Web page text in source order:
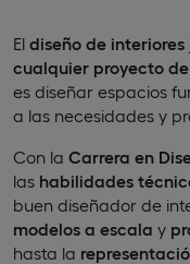
El diseño de interiores
cualquier proyecto
es diseñar espacios
a las necesidades y
Con la Carrera en
las habilidades
buen diseñador de
modelos a escala y
hasta la